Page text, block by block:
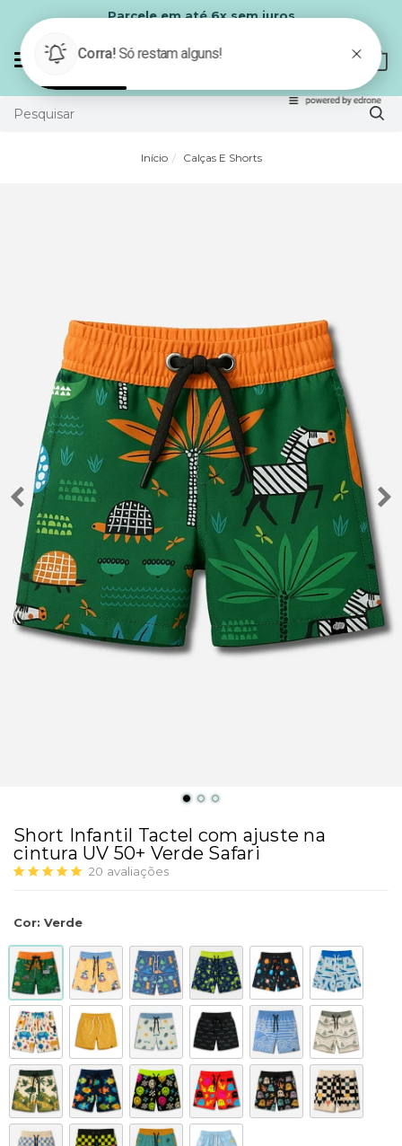
Parcele em até 6x sem juros
Mudar
Início Calças E Shorts
Short Infantil Tactel com ajuste na
cintura UV 50+ Verde Safari
20 avaliações
Cor: Verde